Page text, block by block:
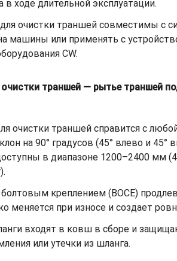
ходе длительной эксплуатации.
очистки траншей совместимы с
машины или применять с
CW.
траншей — рытье траншей
очистки траншей справится с
на 90° градусов (45° влево и
в диапазоне 1200–2400 мм
креплением (BOCE)
меняется при износе и создает
входят в ковш в сборе и
или утечки из шланга.